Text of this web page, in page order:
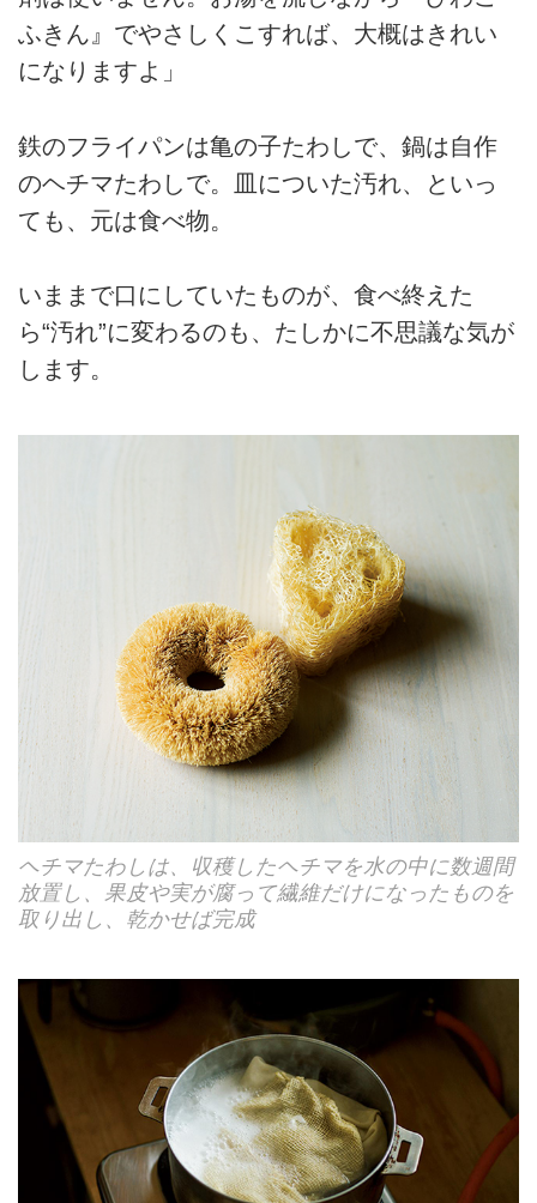
ふきん』でやさしくこすれば、大概はきれい
になりますよ」
鉄のフライパンは亀の子たわしで、鍋は自作
のヘチマたわしで。皿についた汚れ、といっ
ても、元は食べ物。
いままで口にしていたものが、食べ終えた
ら“汚れ”に変わるのも、たしかに不思議な気が
します。
ヘチマたわしは、収穫したヘチマを水の中に数週間
放置し、果皮や実が腐って繊維だけになったものを
取り出し、乾かせば完成